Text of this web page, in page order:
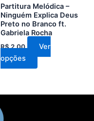
Partitura Melódica –
Ninguém Explica Deus
Preto no Branco ft.
Gabriela Rocha
R$2,00
Ver
opções
escolhidas
na
página
do
produto